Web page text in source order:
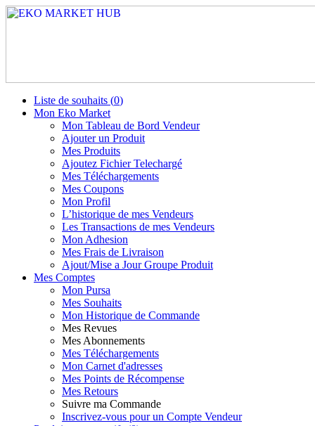
Liste de souhaits (0)
Mon Eko Market
Mon Tableau de Bord Vendeur
Ajouter un Produit
Mes Produits
Ajoutez Fichier Telechargé
Mes Téléchargements
Mes Coupons
Mon Profil
L’historique de mes Vendeurs
Les Transactions de mes Vendeurs
Mon Adhesion
Mes Frais de Livraison
Ajout/Mise a Jour Groupe Produit
Mes Comptes
Mon Pursa
Mes Souhaits
Mon Historique de Commande
Mes Revues
Mes Abonnements
Mes Téléchargements
Mon Carnet d'adresses
Mes Points de Récompense
Mes Retours
Suivre ma Commande
Inscrivez-vous pour un Compte Vendeur